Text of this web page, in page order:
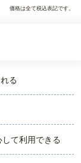
価格は全て税込表記です。
る
て利用できる